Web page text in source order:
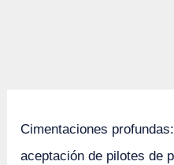
Cimentaciones
aceptación de pilotes de